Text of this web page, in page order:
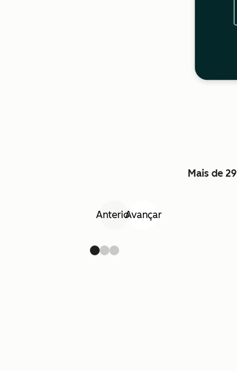
Mais de
AnteriorAvançar